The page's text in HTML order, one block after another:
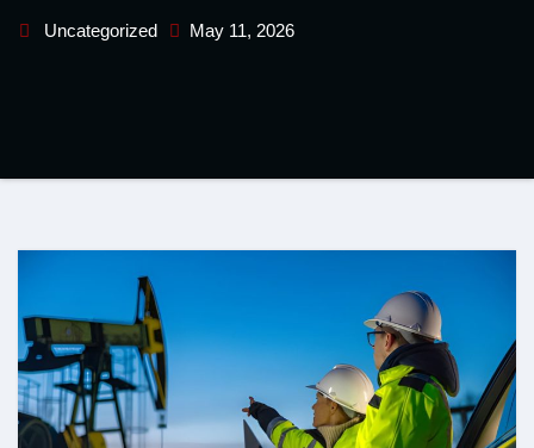
Uncategorized May 11, 2026